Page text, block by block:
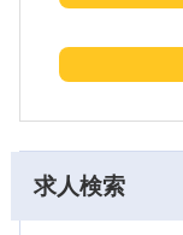
求人検索